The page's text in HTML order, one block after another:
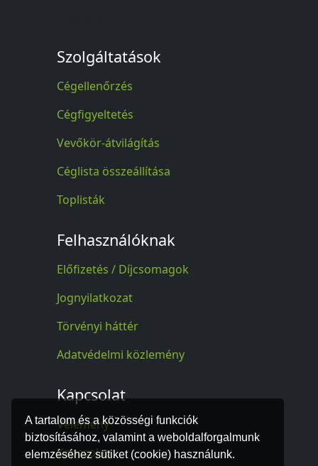
A tartalom és a közösségi funkciók
biztosításához, valamint a weboldalforgalmunk
elemzéséhez sütiket (cookie) használunk.
Szolgáltatások
Cégellenőrzés
Cégfigyeltetés
Vevőkör-átvilágítás
Céglista összeállítása
Toplisták
Felhasználóknak
Előfizetés / Díjcsomagok
Jognyilatkozat
Törvényi háttér
Adatvédelmi közlemény
Kapcsolat
Vélemény
Kapcsolat